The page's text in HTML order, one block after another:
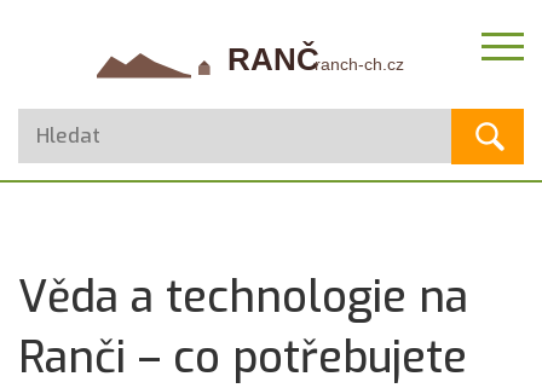
Věda a technologie na
Ranči – co potřebujete